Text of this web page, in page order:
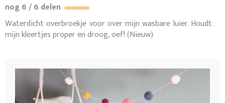
nog 6 / 6 delen
Waterdicht overbroekje voor over mijn wasbare luier. Houdt
mijn kleertjes proper en droog, oef! (Nieuw)